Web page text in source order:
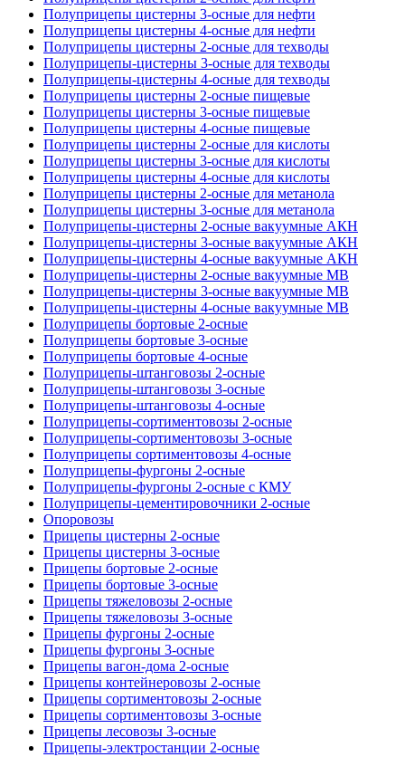
Полуприцепы цистерны 3-осные для нефти
Полуприцепы цистерны 4-осные для нефти
Полуприцепы цистерны 2-осные для техводы
Полуприцепы-цистерны 3-осные для техводы
Полуприцепы-цистерны 4-осные для техводы
Полуприцепы цистерны 2-осные пищевые
Полуприцепы цистерны 3-осные пищевые
Полуприцепы цистерны 4-осные пищевые
Полуприцепы цистерны 2-осные для кислоты
Полуприцепы цистерны 3-осные для кислоты
Полуприцепы цистерны 4-осные для кислоты
Полуприцепы цистерны 2-осные для метанола
Полуприцепы цистерны 3-осные для метанола
Полуприцепы-цистерны 2-осные вакуумные АКН
Полуприцепы-цистерны 3-осные вакуумные АКН
Полуприцепы-цистерны 4-осные вакуумные АКН
Полуприцепы-цистерны 2-осные вакуумные МВ
Полуприцепы-цистерны 3-осные вакуумные МВ
Полуприцепы-цистерны 4-осные вакуумные МВ
Полуприцепы бортовые 2-осные
Полуприцепы бортовые 3-осные
Полуприцепы бортовые 4-осные
Полуприцепы-штанговозы 2-осные
Полуприцепы-штанговозы 3-осные
Полуприцепы-штанговозы 4-осные
Полуприцепы-сортиментовозы 2-осные
Полуприцепы-сортиментовозы 3-осные
Полуприцепы сортиментовозы 4-осные
Полуприцепы-фургоны 2-осные
Полуприцепы-фургоны 2-осные с КМУ
Полуприцепы-цементировочники 2-осные
Опоровозы
Прицепы цистерны 2-осные
Прицепы цистерны 3-осные
Прицепы бортовые 2-осные
Прицепы бортовые 3-осные
Прицепы тяжеловозы 2-осные
Прицепы тяжеловозы 3-осные
Прицепы фургоны 2-осные
Прицепы фургоны 3-осные
Прицепы вагон-дома 2-осные
Прицепы контейнеровозы 2-осные
Прицепы сортиментовозы 2-осные
Прицепы сортиментовозы 3-осные
Прицепы лесовозы 3-осные
Прицепы-электростанции 2-осные